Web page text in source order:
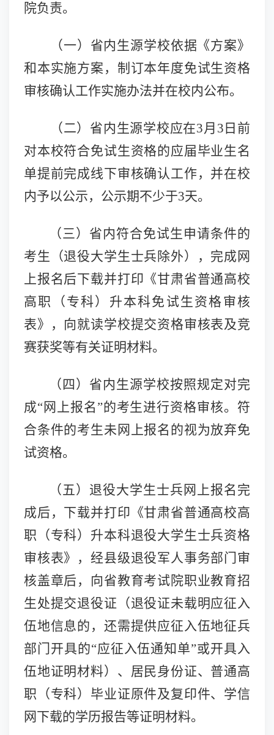
院负责。
（一） 省内生源学校依据《方案》
和本实施方案，制订本年度免试生资格
审核确认工作实施办法并在校内公布。
（二） 省内生源学校应在3月3日前
对本校符合免试生资格的应届毕业生名
单提前完成线下审核确认工作，并在校
内予以公示，公示期不少于3天。
（三） 省内符合免试生申请条件的
考生（退役大学生士兵除外），完成网
上报名后下载并打印《甘肃省普通高校
高职（专科）升本科免试生 资格审核
表》，向就读学校提交资格审核表及竞
赛获奖等有关证明材料。
（四） 省内生源学校按照规定对完
成“网上报名”的考生进行资格审核。 符
合条件的考生未网上报名的视为放弃免
试资格。
（五） 退役大学生士兵网上报名完
成后，下载并打印《甘肃省普通高校高
职（专科）升本科退役大学生士兵资格
审核表》，经县级退役军人事务部门审
核盖章后， 向省教育考试院职业教育招
生处提交退役证（退役证未载明应征入
伍地信息的，还需提供应征入伍地征兵
部门开具的“应征入伍通知单”或开具入
伍地证明材料）、居民身份证、普通高
职（专科）毕业证原件及复印件、学信
网下载的学历报告等证明材料。